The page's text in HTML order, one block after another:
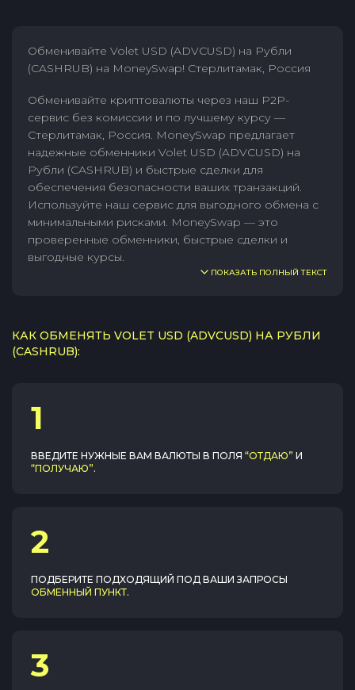
Обменивайте Volet USD (ADVCUSD) на Рубли
(CASHRUB) на MoneySwap! Стерлитамак, Россия
Обменивайте криптовалюты через наш P2P-
сервис без комиссии и по лучшему курсу —
Стерлитамак, Россия. MoneySwap предлагает
надежные обменники Volet USD (ADVCUSD) на
Рубли (CASHRUB) и быстрые сделки для
обеспечения безопасности ваших транзакций.
Используйте наш сервис для выгодного обмена с
минимальными рисками. MoneySwap — это
проверенные обменники, быстрые сделки и
выгодные курсы.
ПОКАЗАТЬ ПОЛНЫЙ ТЕКСТ
КАК ОБМЕНЯТЬ VOLET USD (ADVCUSD) НА РУБЛИ
(CASHRUB):
1
ВВЕДИТЕ НУЖНЫЕ ВАМ ВАЛЮТЫ В ПОЛЯ “ОТДАЮ” И
“ПОЛУЧАЮ”.
2
ПОДБЕРИТЕ ПОДХОДЯЩИЙ ПОД ВАШИ ЗАПРОСЫ
ОБМЕННЫЙ ПУНКТ.
3